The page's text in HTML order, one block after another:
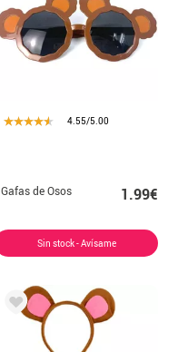
4.55/5.00
Gafas de Osos 1.99€
Sin stock - Avísame